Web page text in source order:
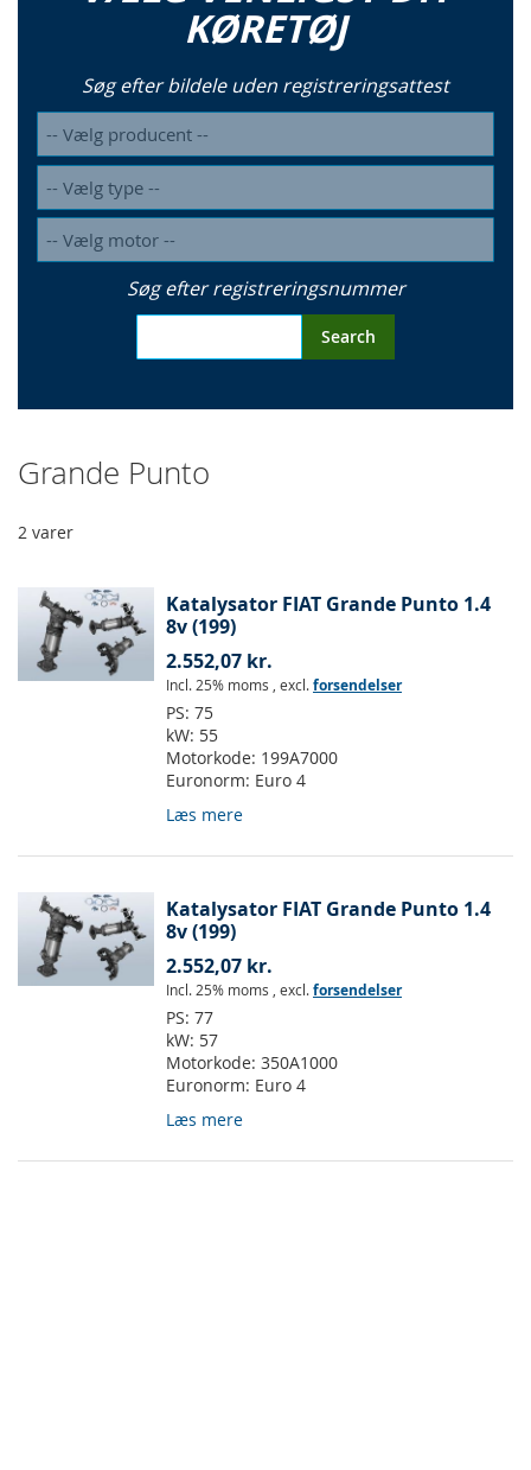
KØRETØJ
Søg efter bildele uden registreringsattest
Søg efter registreringsnummer
Search
Grande Punto
2 varer
Katalysator FIAT Grande Punto 1.4
8v (199)
2.552,07 kr.
Incl. 25% moms , excl.forsendelser
PS: 75
kW: 55
Motorkode: 199A7000
Euronorm: Euro 4
Læs mere
Katalysator FIAT Grande Punto 1.4
8v (199)
2.552,07 kr.
Incl. 25% moms , excl.forsendelser
PS: 77
kW: 57
Motorkode: 350A1000
Euronorm: Euro 4
Læs mere